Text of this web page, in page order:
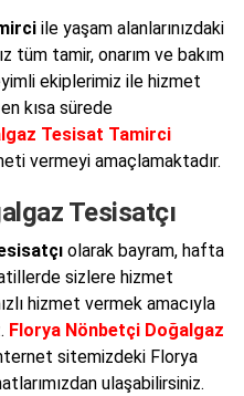
ile yaşam alanlarınızdaki
tüm tamir, onarım ve bakım
ekiplerimiz ile hizmet
kısa sürede
Tesisat Tamirci
vermeyi amaçlamaktadır.
Tesisatçı
olarak bayram, hafta
sizlere hizmet
hizmet vermek amacıyla
Florya Nönbetçi Doğalgaz
sitemizdeki Florya
ulaşabilirsiniz.